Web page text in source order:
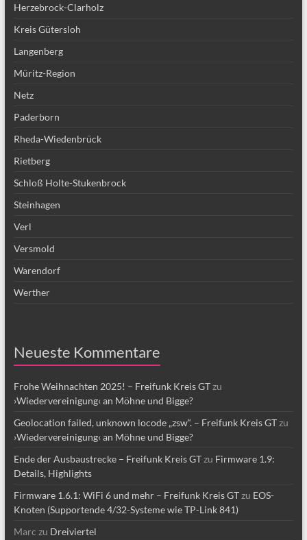
Herzebrock-Clarholz
Kreis Gütersloh
Langenberg
Müritz-Region
Netz
Paderborn
Rheda-Wiedenbrück
Rietberg
Schloß Holte-Stukenbrock
Steinhagen
Verl
Versmold
Warendorf
Werther
Neueste Kommentare
Frohe Weihnachten 2025! – Freifunk Kreis GTzu
›Wiedervereinigung‹ an Möhne und Bigge?
Geolocation failed, unknown locode „zsw“. – Freifunk Kreis GTzu
›Wiedervereinigung‹ an Möhne und Bigge?
Ende der Ausbaustrecke – Freifunk Kreis GTzu Firmware 1.9:
Details, Highlights
Firmware 1.6.1: WiFi 6 und mehr – Freifunk Kreis GTzu EOS-
Knoten (Supportende 4/32-Systeme wie TP-Link 841)
Marc zu Dreiviertel